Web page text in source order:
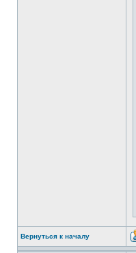
Вернуться к началу